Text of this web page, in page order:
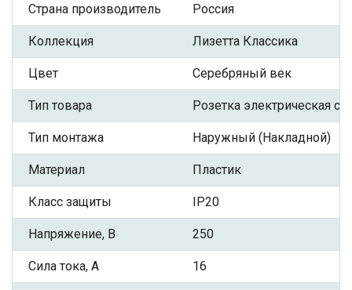
Страна производитель Россия
Коллекция Лизетта Классика
Цвет Серебряный век
Тип товара Розетка электрическая с
Тип монтажа Наружный (Накладной)
Материал Пластик
Класс защиты IP20
Напряжение, В 250
Сила тока, А 16